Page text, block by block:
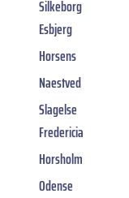
Silkeborg
Esbjerg
Horsens
Naestved
Slagelse
Fredericia
Horsholm
Odense